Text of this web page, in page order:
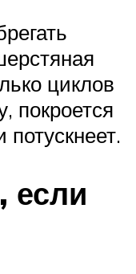
циклов
покроется
если